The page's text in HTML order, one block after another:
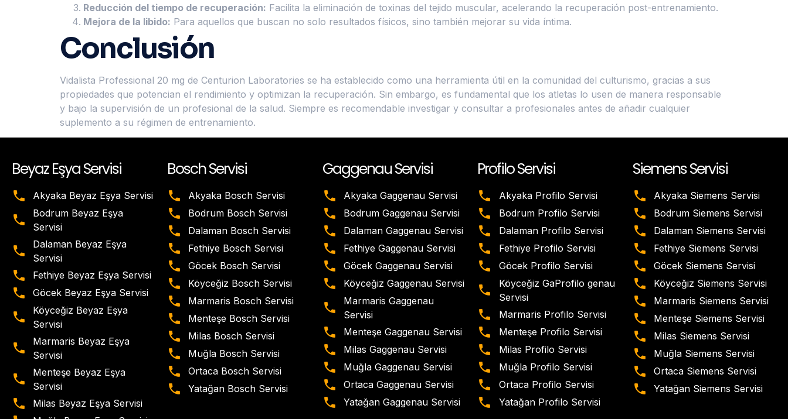
Reducción del tiempo de recuperación: Facilita la eliminación de toxinas del tejido muscular, acelerando la recuperación post-entrenamiento.
Mejora de la libido: Para aquellos que buscan no solo resultados físicos, sino también mejorar su vida íntima.
Conclusión
Vidalista Professional 20 mg de Centurion Laboratories se ha establecido como una herramienta útil en la comunidad del culturismo, gracias a sus
propiedades que potencian el rendimiento y optimizan la recuperación. Sin embargo, es fundamental que los atletas lo usen de manera responsable
y bajo la supervisión de un profesional de la salud. Siempre es recomendable investigar y consultar a profesionales antes de añadir cualquier
suplemento a su régimen de entrenamiento.
Beyaz Eşya Servisi
Akyaka Beyaz Eşya Servisi
Bodrum Beyaz Eşya
Servisi
Dalaman Beyaz Eşya
Servisi
Fethiye Beyaz Eşya Servisi
Göcek Beyaz Eşya Servisi
Köyceğiz Beyaz Eşya
Servisi
Marmaris Beyaz Eşya
Servisi
Menteşe Beyaz Eşya
Servisi
Milas Beyaz Eşya Servisi
Bosch Servisi
Akyaka Bosch Servisi
Bodrum Bosch Servisi
Dalaman Bosch Servisi
Fethiye Bosch Servisi
Göcek Bosch Servisi
Köyceğiz Bosch Servisi
Marmaris Bosch Servisi
Menteşe Bosch Servisi
Milas Bosch Servisi
Muğla Bosch Servisi
Ortaca Bosch Servisi
Yatağan Bosch Servisi
Gaggenau Servisi
Akyaka Gaggenau Servisi
Bodrum Gaggenau Servisi
Dalaman Gaggenau Servisi
Fethiye Gaggenau Servisi
Göcek Gaggenau Servisi
Köyceğiz Gaggenau Servisi
Marmaris Gaggenau
Servisi
Menteşe Gaggenau Servisi
Milas Gaggenau Servisi
Muğla Gaggenau Servisi
Ortaca Gaggenau Servisi
Yatağan Gaggenau Servisi
Profilo Servisi
Akyaka Profilo Servisi
Bodrum Profilo Servisi
Dalaman Profilo Servisi
Fethiye Profilo Servisi
Göcek Profilo Servisi
Köyceğiz GaProfilo genau
Servisi
Marmaris Profilo Servisi
Menteşe Profilo Servisi
Milas Profilo Servisi
Muğla Profilo Servisi
Ortaca Profilo Servisi
Yatağan Profilo Servisi
Siemens Servisi
Akyaka Siemens Servisi
Bodrum Siemens Servisi
Dalaman Siemens Servisi
Fethiye Siemens Servisi
Göcek Siemens Servisi
Köyceğiz Siemens Servisi
Marmaris Siemens Servisi
Menteşe Siemens Servisi
Milas Siemens Servisi
Muğla Siemens Servisi
Ortaca Siemens Servisi
Yatağan Siemens Servisi